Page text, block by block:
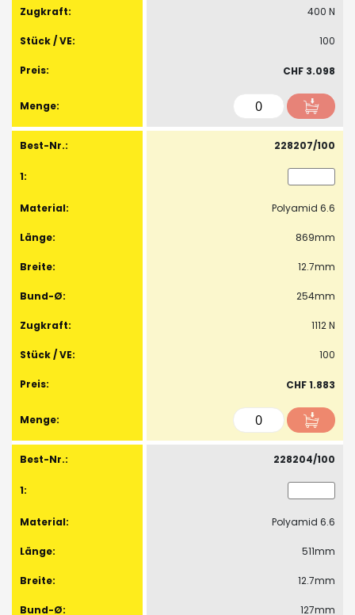
400 N
100
CHF 3.098
228207/100
Polyamid 6.6
869mm
12.7mm
254mm
1112 N
100
CHF 1.883
228204/100
Polyamid 6.6
511mm
12.7mm
127mm